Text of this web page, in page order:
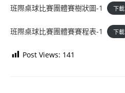
班際桌球比賽團體賽樹狀圖-1 下載
班際桌球比賽團體賽賽程表-1 下載
Post Views: 141